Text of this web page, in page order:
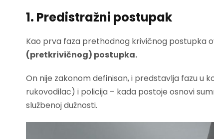
1. Predistražni postupak
Kao prva faza prethodnog krivičnog postupka
(pretkrivičnog) postupka.
On nije zakonom definisan, i predstavlja fazu u
rukovodilac) i policija – kada postoje osnovi
službenoj dužnosti.